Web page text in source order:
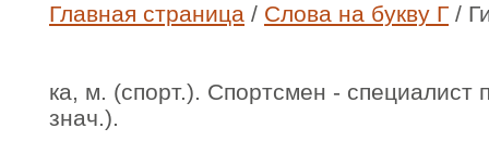
Главная страница / Слова на букву Г /
ка, м. (спорт.). Спортсмен - специалист
знач.).